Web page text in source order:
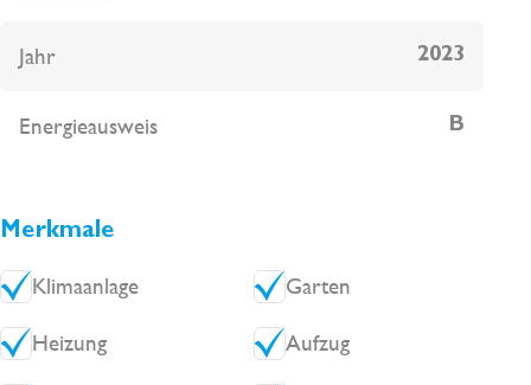
Jahr 2023
Energieausweis B
Merkmale
Klimaanlage Garten
Heizung Aufzug